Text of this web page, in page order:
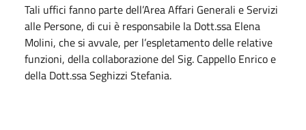
Tali uffici fanno parte dell’Area Affari Generali e Servizi
alle Persone, di cui è responsabile la Dott.ssa Elena
Molini, che si avvale, per l’espletamento delle relative
funzioni, della collaborazione del Sig. Cappello Enrico e
della Dott.ssa Seghizzi Stefania.